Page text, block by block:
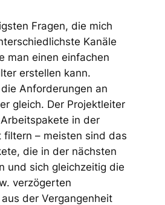
Fragen, die mich
Kanäle
man einen einfachen
erstellen kann.
Anforderungen an
gleich. Der Projektleiter
in der
filtern – meisten sind das
die in der nächsten
und sich gleichzeitig die
verzögerten
der Vergangenheit